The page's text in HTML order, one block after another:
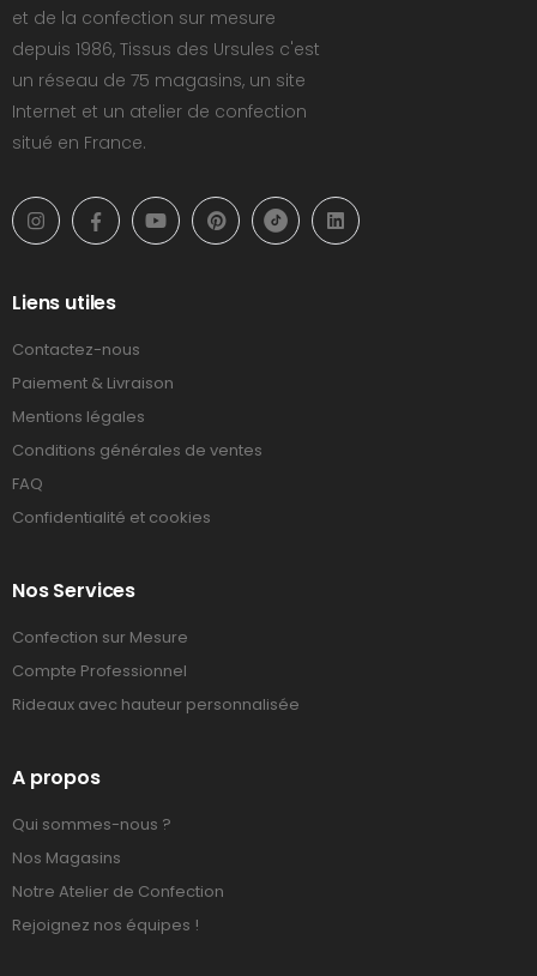
et de la confection sur mesure
depuis 1986, Tissus des Ursules c'est
un réseau de 75 magasins, un site
Internet et un atelier de confection
situé en France.
Liens utiles
Contactez-nous
Paiement & Livraison
Mentions légales
Conditions générales de ventes
FAQ
Confidentialité et cookies
Nos Services
Confection sur Mesure
Compte Professionnel
Rideaux avec hauteur personnalisée
A propos
Qui sommes-nous ?
Nos Magasins
Notre Atelier de Confection
Rejoignez nos équipes !